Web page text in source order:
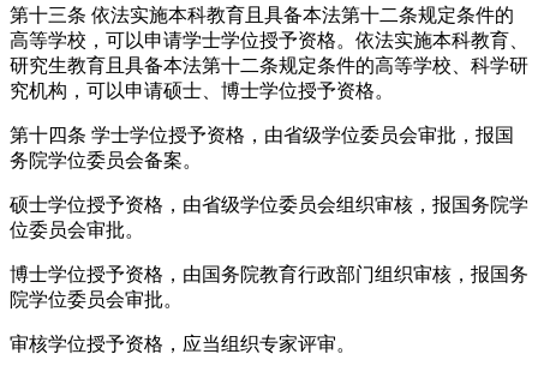
第十三条 依法实施本科教育且具备本法第十二条规定条件的
高等学校，可以申请学士学位授予资格。依法实施本科教育、
研究生教育且具备本法第十二条规定条件的高等学校、科学研
究机构，可以申请硕士、博士学位授予资格。
第十四条 学士学位授予资格，由省级学位委员会审批，报国
务院学位委员会备案。
硕士学位授予资格，由省级学位委员会组织审核，报国务院学
位委员会审批。
博士学位授予资格，由国务院教育行政部门组织审核，报国务
院学位委员会审批。
审核学位授予资格，应当组织专家评审。